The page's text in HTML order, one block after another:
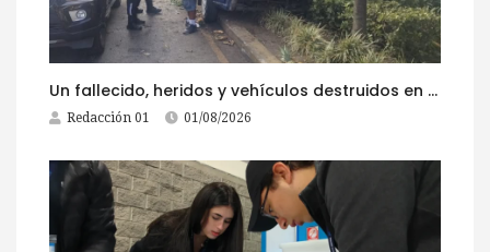
Un fallecido, heridos y vehículos destruidos en accidentes registrados este 1 de agosto
Redacción 01 01/08/2026